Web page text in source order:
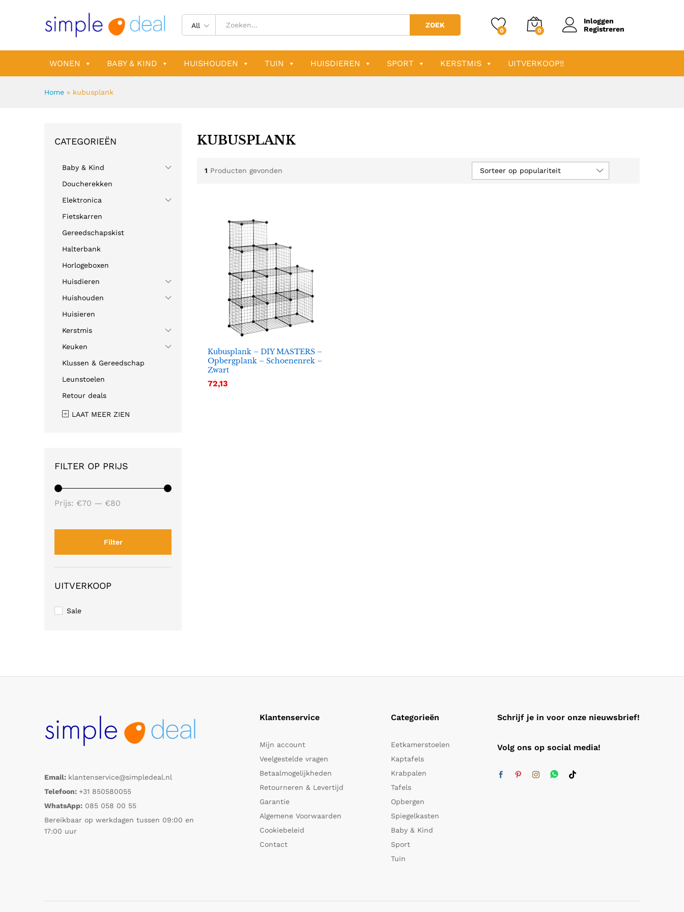
All ZOEK
0 0
Inloggen
Registreren
WONEN BABY & KIND HUISHOUDEN TUIN HUISDIEREN SPORT KERSTMIS UITVERKOOP!!
Home » kubusplank
KUBUSPLANK
1 Producten gevonden Sorteer op populariteit
Kubusplank – DIY MASTERS –
Opbergplank – Schoenenrek –
Zwart
72,13
72,13
CATEGORIEËN
Baby & Kind
Doucherekken
Elektronica
Fietskarren
Gereedschapskist
Halterbank
Horlogeboxen
Huisdieren
Huishouden
Huisieren
Kerstmis
Keuken
Klussen & Gereedschap
Leunstoelen
Retour deals
LAAT MEER ZIEN
FILTER OP PRIJS
Filter
Prijs: €70 — €80
UITVERKOOP
Sale
Email: klantenservice@simpledeal.nl
Telefoon: +31 850580055
WhatsApp: 085 058 00 55
Bereikbaar op werkdagen tussen 09:00 en
17:00 uur
Klantenservice
Mijn account
Veelgestelde vragen
Betaalmogelijkheden
Retourneren & Levertijd
Garantie
Algemene Voorwaarden
Cookiebeleid
Contact
Categorieën
Eetkamerstoelen
Kaptafels
Krabpalen
Tafels
Opbergen
Spiegelkasten
Baby & Kind
Sport
Tuin
Schrijf je in voor onze nieuwsbrief!
Volg ons op social media!